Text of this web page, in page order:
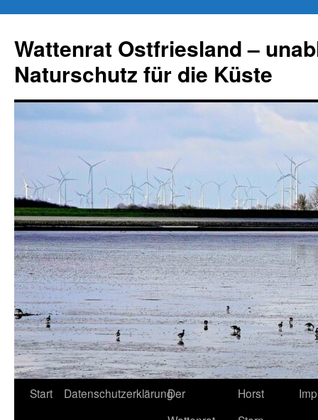
springen
Wattenrat Ostfriesland –
Naturschutz für die Küste
Start DatenschutzerklärungDer
Horst